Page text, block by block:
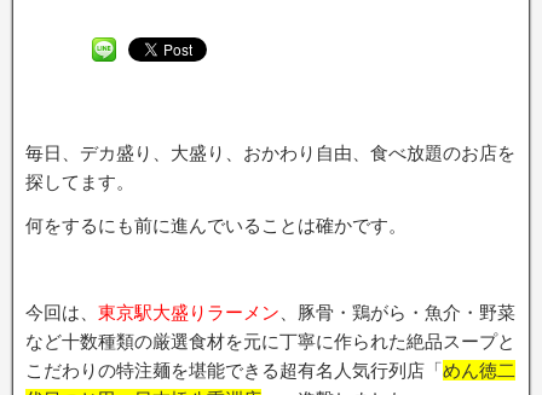
毎日、デカ盛り、大盛り、おかわり自由、食べ放題のお店を
探してます。
何をするにも前に進んでいることは確かです。
今回は、 東京駅大盛りラーメン 、豚骨・鶏がら・魚介・野菜
など十数種類の厳選食材を元に丁寧に作られた絶品スープと
こだわりの特注麺を堪能できる超有名人気行列店「めん徳二